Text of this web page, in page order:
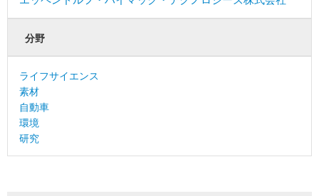
分野
ライフサイエンス
素材
自動車
環境
研究